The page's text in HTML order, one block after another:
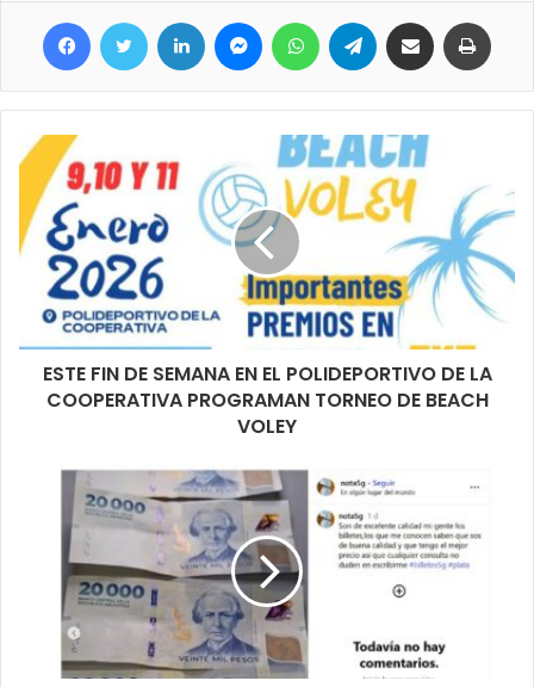
ESTE FIN DE SEMANA EN EL POLIDEPORTIVO DE LA
COOPERATIVA PROGRAMAN TORNEO DE BEACH
VOLEY